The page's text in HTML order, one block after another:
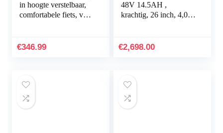
in hoogte verstelbaar,
comfortabele fiets, voor
met…
€346.99
48V 14.5AH ,
krachtig, 26 inch, 4,0
MTB, elektrische
€2,698.00